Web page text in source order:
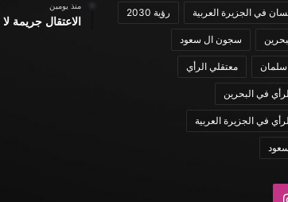
في الجزيرة العربية رؤية 2030
سجون ال سعود
معتقلي الرأي
في البحرين
في الجزيرة العربية
منذ يومين
الاعتقال جريمة
انستقرام